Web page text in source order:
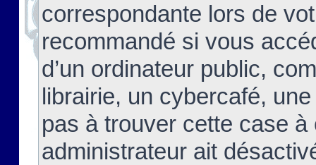
correspondante lors de
recommandé si vous
d’un ordinateur public,
librairie, un cybercafé,
pas à trouver cette case à
administrateur ait